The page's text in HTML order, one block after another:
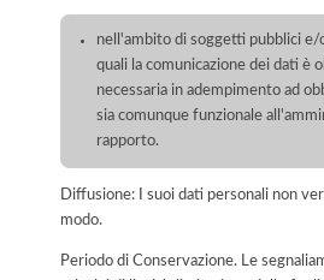
nell'ambito di soggetti pubblici e/
quali la comunicazione dei dati è
necessaria in adempimento ad
sia comunque funzionale
rapporto.
Diffusione: I suoi dati personali non
modo.
Periodo di Conservazione. Le